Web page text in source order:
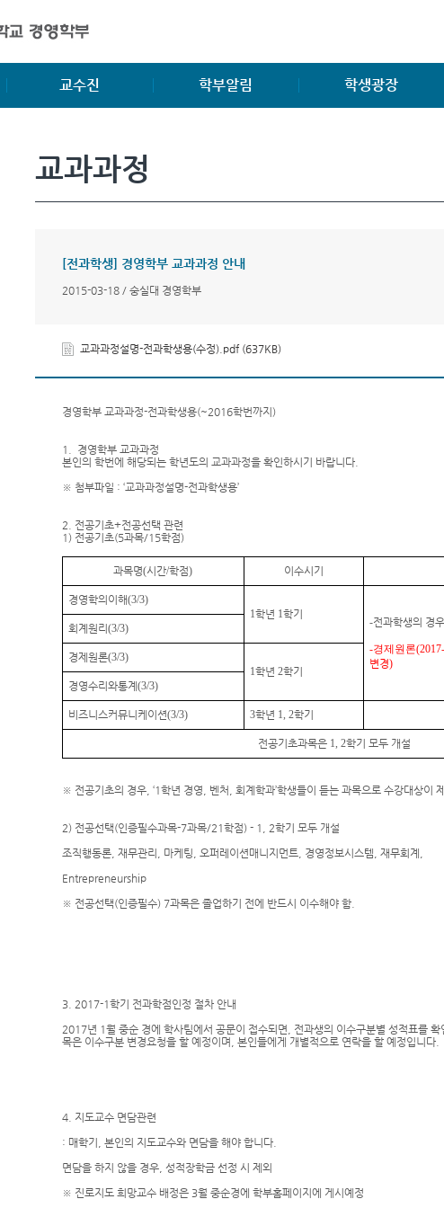
교수진
명예교수
학부알림 학생광장
교과과정
[전과학생] 경영학부 교과과정 안내
2015-03-18 / 숭실대 경영학부
교과과정설명-전과학생용(수정).pdf (637KB)
경영학부 교과과정-전과학생용(~2016학번까지)
1. 경영학부 교과과정
본인의 학번에 해당되는 학년도의 교과과정을 확인하시기 바랍니다.
※ 첨부파일 : ‘교과과정설명-전과학생용’
2. 전공기초+전공선택 관련
1) 전공기초(5과목/15학점)
과목명(시간/학점) 이수시기
경영학의이해(3/3)
1학년 1학기
-전과학생의 경
-경제원론
변경)
회계원리(3/3)
경제원론(3/3)
1학년2학기
경영수리와통계(3/3)
비즈니스커뮤니케이션(3/3) 3학년 1, 2학기
전공기초과목은 1, 2학기 모두 개설
※ 전공기초의 경우, ‘1학년 경영, 벤처, 회계학과’학생들이 듣는 과목으로 수강대상이
2) 전공선택(인증필수과목-7과목/21학점) - 1, 2학기 모두 개설
조직행동론, 재무관리, 마케팅, 오퍼레이션매니지먼트, 경영정보시스템, 재무회계,
Entrepreneurship
※ 전공선택(인증필수) 7과목은 졸업하기 전에 반드시 이수해야 함.
3. 2017-1학기 전과학점인정 절차 안내
2017년 1월 중순 경에 학사팀에서 공문이 접수되면, 전과생의 이수구분별 성적표를
목은 이수구분 변경요청을 할 예정이며, 본인들에게 개별적으로 연락을 할 예정입니다.
4. 지도교수 면담관련
: 매학기, 본인의 지도교수와 면담을 해야 합니다.
면담을 하지 않을 경우, 성적장학금 선정 시 제외
※ 진로지도 희망교수 배정은 3월 중순경에 학부홈페이지에 게시예정